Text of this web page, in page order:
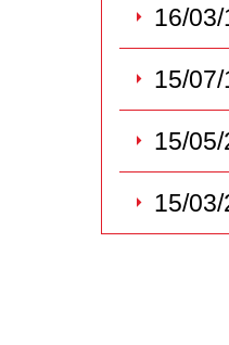
16/
15/
15/
15/